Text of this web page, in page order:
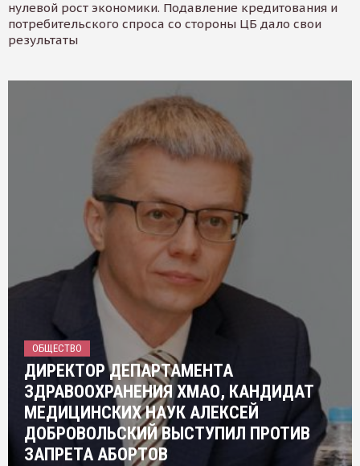
нулевой рост экономики. Подавление кредитования и
потребительского спроса со стороны ЦБ дало свои
результаты
ОБЩЕСТВО
ДИРЕКТОР ДЕПАРТАМЕНТА
ЗДРАВООХРАНЕНИЯ ХМАО, КАНДИДАТ
МЕДИЦИНСКИХ НАУК АЛЕКСЕЙ
ДОБРОВОЛЬСКИЙ ВЫСТУПИЛ ПРОТИВ
ЗАПРЕТА АБОРТОВ